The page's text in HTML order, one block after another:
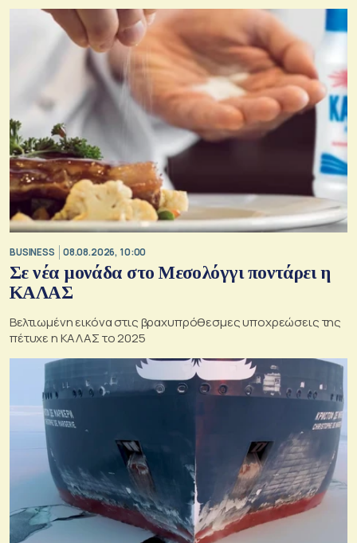
BUSINESS 08.08.2026, 10:00
Σε νέα μονάδα στο Μεσολόγγι ποντάρει η
ΚΑΛΑΣ
Βελτιωμένη εικόνα στις βραχυπρόθεσμες υποχρεώσεις της
πέτυχε η ΚΑΛΑΣ το 2025